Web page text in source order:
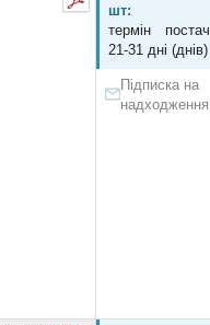
шт:
термін
21-31 дні (днів)
Підписка на
надходження